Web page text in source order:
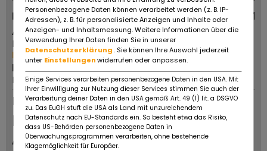
Honda VTR 1000 SP2 0 KM
Anbieter:
Ruote da Sogno
Mehr von diesem Händler
PLZ/Ort:
Reggio Emilia
Fahrzeugtyp:
-
Erstzulassung:
2002
Dauerinserat
Preis auf
Anfrage
Personenbezogene Daten können verarbeitet werden (z. B. IP-
Adressen), z. B. für personalisierte Anzeigen und Inhalte oder
Anzeigen- und Inhaltsmessung. Weitere Informationen über die
Verwendung Ihrer Daten finden Sie in unserer
Datenschutzerklärung. Sie können Ihre Auswahl jederzeit
unter Einstellungenwiderrufen oder anpassen.
Einige Services verarbeiten personenbezogene Daten in den USA. Mit
Ihrer Einwilligung zur Nutzung dieser Services stimmen Sie auch der
Verarbeitung deiner Daten in den USA gemäß Art. 49 (1) lit. a DSGVO
zu. Das EuGH stuft die USA als Land mit unzureichendem
Datenschutz nach EU-Standards ein. So besteht etwa das Risiko,
dass US-Behörden personenbezogene Daten in
Überwachungsprogrammen verarbeiten, ohne bestehende
Klagemöglichkeit für Europäer.